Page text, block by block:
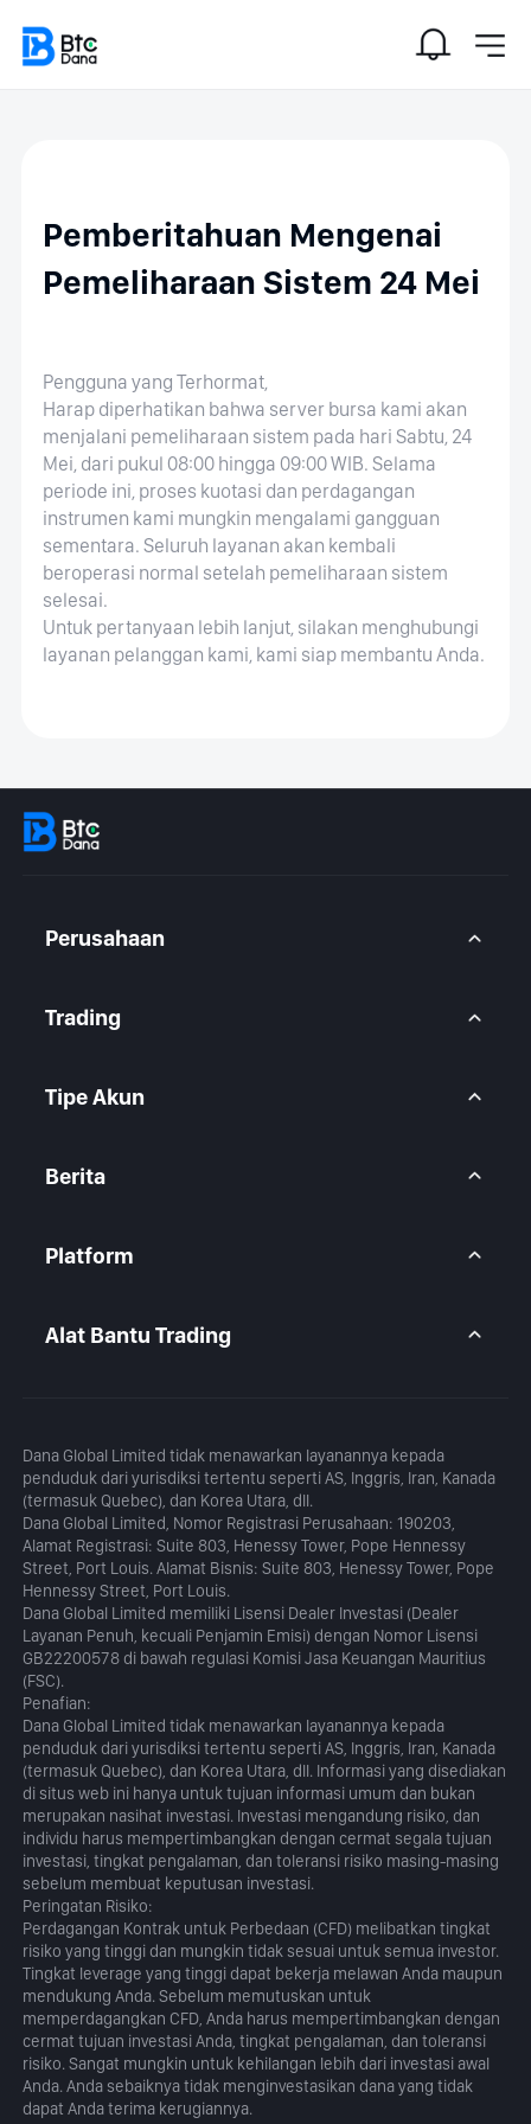
Pemberitahuan Mengenai
Pemeliharaan Sistem 24 Mei
Pengguna yang Terhormat,
Harap diperhatikan bahwa server bursa kami akan
menjalani pemeliharaan sistem pada hari Sabtu, 24
Mei, dari pukul 08:00 hingga 09:00 WIB. Selama
periode ini, proses kuotasi dan perdagangan
instrumen kami mungkin mengalami gangguan
sementara. Seluruh layanan akan kembali
beroperasi normal setelah pemeliharaan sistem
selesai.
Untuk pertanyaan lebih lanjut, silakan menghubungi
layanan pelanggan kami, kami siap membantu Anda.
Perusahaan
Hubungi kami
FAQ
Trading
CFD Logam
Tipe Akun
Akun Standar
Berita
Artikel
Blog
Platform
Aplikasi MetaTrader 5
Alat Bantu Trading
Dana Global Limited tidak menawarkan layanannya kepada
penduduk dari yurisdiksi tertentu seperti AS, Inggris, Iran, Kanada
(termasuk Quebec), dan Korea Utara, dll.
Dana Global Limited, Nomor Registrasi Perusahaan: 190203,
Alamat Registrasi: Suite 803, Henessy Tower, Pope Hennessy
Street, Port Louis. Alamat Bisnis: Suite 803, Henessy Tower, Pope
Hennessy Street, Port Louis.
Dana Global Limited memiliki Lisensi Dealer Investasi (Dealer
Layanan Penuh, kecuali Penjamin Emisi) dengan Nomor Lisensi
GB22200578 di bawah regulasi Komisi Jasa Keuangan Mauritius
(FSC).
Penafian:
Dana Global Limited tidak menawarkan layanannya kepada
penduduk dari yurisdiksi tertentu seperti AS, Inggris, Iran, Kanada
(termasuk Quebec), dan Korea Utara, dll. Informasi yang disediakan
di situs web ini hanya untuk tujuan informasi umum dan bukan
merupakan nasihat investasi. Investasi mengandung risiko, dan
individu harus mempertimbangkan dengan cermat segala tujuan
investasi, tingkat pengalaman, dan toleransi risiko masing-masing
sebelum membuat keputusan investasi.
Peringatan Risiko:
Perdagangan Kontrak untuk Perbedaan (CFD) melibatkan tingkat
risiko yang tinggi dan mungkin tidak sesuai untuk semua investor.
Tingkat leverage yang tinggi dapat bekerja melawan Anda maupun
mendukung Anda. Sebelum memutuskan untuk
memperdagangkan CFD, Anda harus mempertimbangkan dengan
cermat tujuan investasi Anda, tingkat pengalaman, dan toleransi
risiko. Sangat mungkin untuk kehilangan lebih dari investasi awal
Anda. Anda sebaiknya tidak menginvestasikan dana yang tidak
dapat Anda terima kerugiannya.